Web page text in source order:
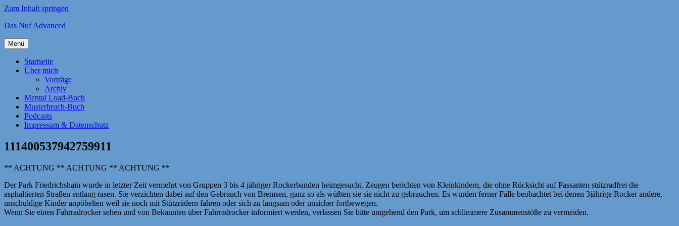
Zum Inhalt springen
Das Nuf Advanced
Menü
Startseite
Über mich
Vorträge
Archiv
Mental Load-Buch
Musterbruch-Buch
Podcasts
Impressum & Datenschutz
111400537942759911
** ACHTUNG ** ACHTUNG ** ACHTUNG **
Der Park Friedrichshain wurde in letzter Zeit vermehrt von Gruppen 3 bis 4 jähriger Rockerbanden heimgesucht. Zeugen berichten von Kleinkindern, die ohne Rücksicht auf Passanten stützradfrei die
asphaltierten Straßen entlang rasen. Sie verzichten dabei auf den Gebrauch von Bremsen, ganz so als wüßten sie sie nicht zu gebrauchen. Es wurden ferner Fälle beobachtet bei denen 3jährige Rocker andere,
unschuldige Kinder anpöbelten weil sie noch mit Stützrädern fahren oder sich zu langsam oder unsicher fortbewegen.
Wenn Sie einen Fahrradrocker sehen und von Bekannten über Fahrradrocker informiert werden, verlassen Sie bitte umgehend den Park, um schlimmere Zusammenstöße zu vermeiden.